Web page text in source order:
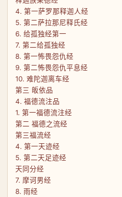
4. 第一萨罗那释迦人经
5. 第二萨拉那尼释氏经
6. 给孤独经第一
7. 第二给孤独经
8. 第一怖畏怨仇经
9. 第二怖畏怨仇平息经
10. 难陀迦离车经
第三 皈依品
4. 福德流注品
1. 第一福德流注经
第二 福德之流经
第三福流经
4. 第一天迹经
5. 第二天足迹经
天同分经
7. 摩诃男经
8. 雨经